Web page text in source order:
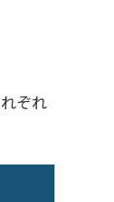
ぞれ